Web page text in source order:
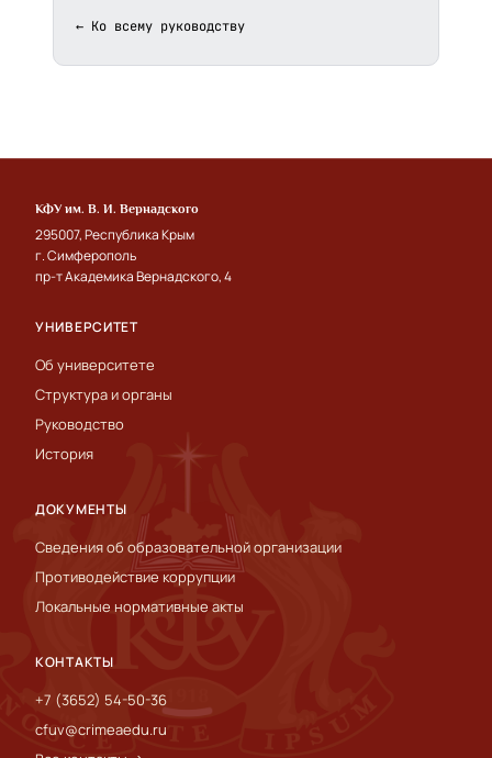
← Ко всему руководству
КФУ им. В. И. Вернадского
295007, Республика Крым
г. Симферополь
пр-т Академика Вернадского, 4
УНИВЕРСИТЕТ
Об университете
Структура и органы
Руководство
История
ДОКУМЕНТЫ
Сведения об образовательной организации
Противодействие коррупции
Локальные нормативные акты
КОНТАКТЫ
+7 (3652) 54-50-36
cfuv@crimeaedu.ru